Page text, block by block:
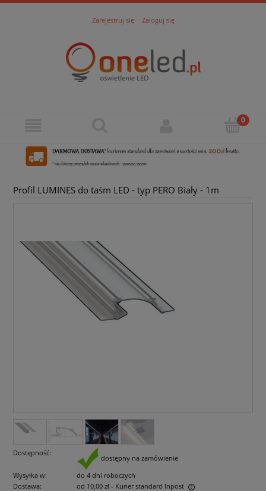
Zarejestruj się Zaloguj się
Profil LUMINES do taśm LED - typ PERO Biały - 1m
Dostępność:
dostępny na zamówienie
Wysyłka w:
do 4 dni roboczych
Dostawa:
od 10,00 zł - Kurier standard Inpost